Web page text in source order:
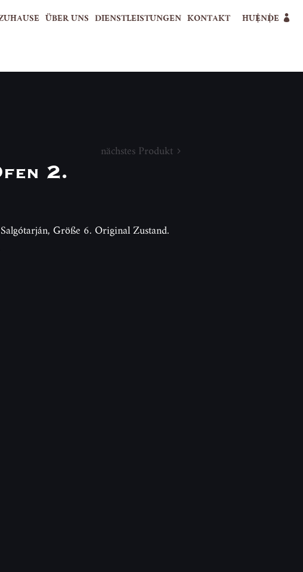
ÜBER UNS DIENSTLEISTUNGEN KONTAKT HUENDE
nächstes Produkt
2.
Größe 6. Original Zustand.